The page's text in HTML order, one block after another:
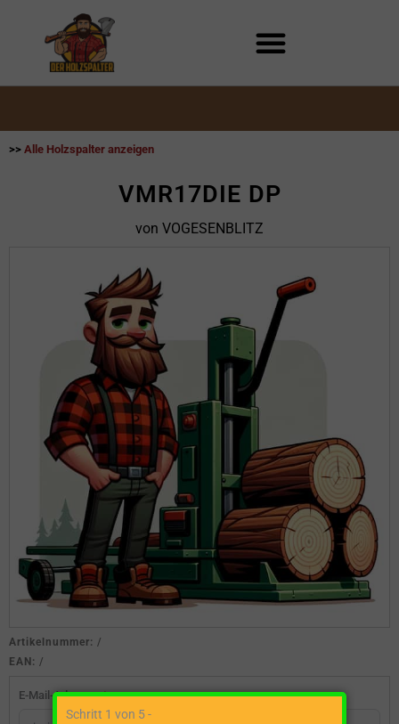
>> Alle Holzspalter anzeigen
VMR17DIE DP
von VOGESENBLITZ
Artikelnummer: /
EAN: /
E-Mail-Adresse
Schritt 1 von 5 -